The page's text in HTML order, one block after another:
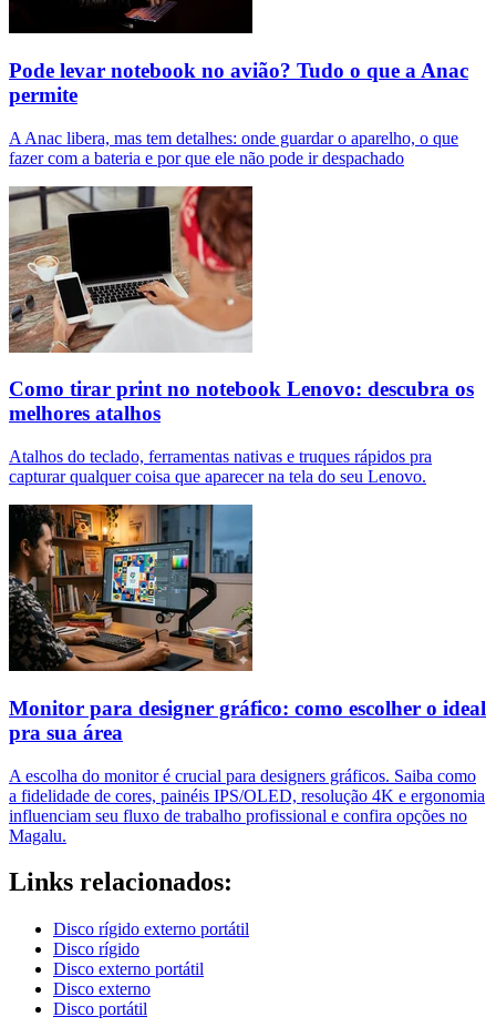
Pode levar notebook no avião? Tudo o que a Anac
permite
A Anac libera, mas tem detalhes: onde guardar o aparelho, o que
fazer com a bateria e por que ele não pode ir despachado
Como tirar print no notebook Lenovo: descubra os
melhores atalhos
Atalhos do teclado, ferramentas nativas e truques rápidos pra
capturar qualquer coisa que aparecer na tela do seu Lenovo.
Monitor para designer gráfico: como escolher o ideal
pra sua área
A escolha do monitor é crucial para designers gráficos. Saiba como
a fidelidade de cores, painéis IPS/OLED, resolução 4K e ergonomia
influenciam seu fluxo de trabalho profissional e confira opções no
Magalu.
Links relacionados:
Disco rígido externo portátil
Disco rígido
Disco externo portátil
Disco externo
Disco portátil